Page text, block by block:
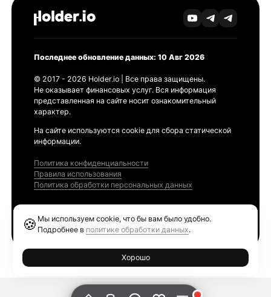
Последнее обновление данных: 10 Авг 2026
© 2017 - 2026 Holder.io | Все права защищены.
Не оказывает финансовых услуг. Вся информация
представленная на сайте носит ознакомительный
характер.
На сайте используются cookie для сбора статической
информации.
Политика конфиденциальности
Правила использования
Политика обработки персональных данных
🍪 Мы используем cookie, что бы вам было удобно.
Подробнее в политике обработки данных.
Хорошо
Ethereum GAS Tracker